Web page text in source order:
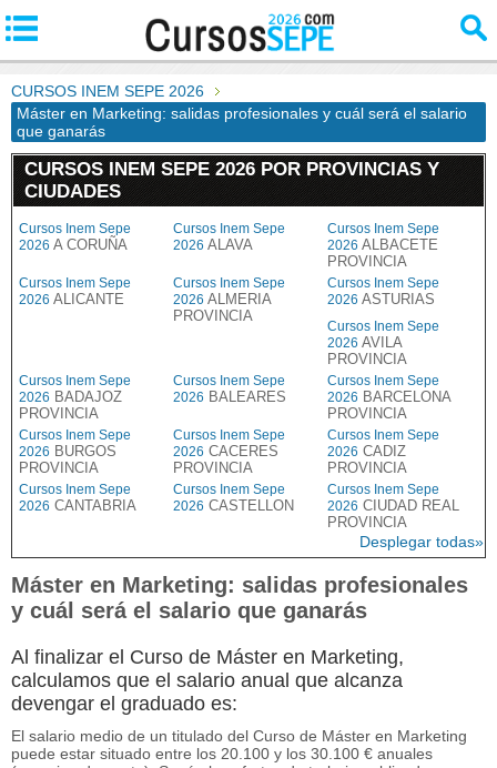
CURSOS INEM SEPE 2026
Máster en Marketing: salidas profesionales y cuál será el salario
que ganarás
CURSOS INEM SEPE 2026 POR PROVINCIAS Y
CIUDADES
Cursos Inem Sepe
2026 A CORUÑA
Cursos Inem Sepe
2026 ALAVA
Cursos Inem Sepe
2026 ALBACETE
PROVINCIA
Cursos Inem Sepe
2026 ALICANTE
Cursos Inem Sepe
2026 ALMERIA
PROVINCIA
Cursos Inem Sepe
2026 ASTURIAS
Cursos Inem Sepe
2026 AVILA
PROVINCIA
Cursos Inem Sepe
2026 BADAJOZ
PROVINCIA
Cursos Inem Sepe
2026 BALEARES
Cursos Inem Sepe
2026 BARCELONA
PROVINCIA
Cursos Inem Sepe
2026 BURGOS
PROVINCIA
Cursos Inem Sepe
2026 CACERES
PROVINCIA
Cursos Inem Sepe
2026 CADIZ
PROVINCIA
Cursos Inem Sepe
2026 CANTABRIA
Cursos Inem Sepe
2026 CASTELLON
Cursos Inem Sepe
2026 CIUDAD REAL
PROVINCIA
Desplegar todas»
Máster en Marketing: salidas profesionales
y cuál será el salario que ganarás
Al finalizar el Curso de Máster en Marketing,
calculamos que el salario anual que alcanza
devengar el graduado es:
El salario medio de un titulado del Curso de Máster en Marketing
puede estar situado entre los 20.100 y los 30.100 € anuales